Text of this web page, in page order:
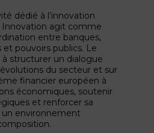
dédié à l’innovation
Innovation agit comme
entre banques,
pouvoirs publics. Le
à structurer un dialogue
du secteur et sur
financier européen à
économiques, soutenir
et renforcer sa
environnement